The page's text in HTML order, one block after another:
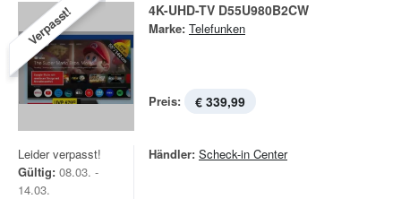
Verpasst! 4K-UHD-TV D55U980B2CW
Marke: Telefunken
Preis: € 339,99
Leider verpasst!
Gültig: 08.03. -
14.03.
Händler: Scheck-in Center